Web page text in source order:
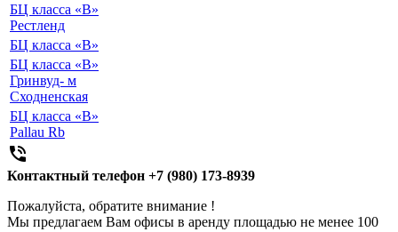
БЦ класса «B»
Рестленд
БЦ класса «B»
БЦ класса «B»
Гринвуд- м
Сходненская
БЦ класса «B»
Pallau Rb

Контактный телефон +7 (980) 173-8939
Пожалуйста, обратите внимание !
Мы предлагаем Вам офисы в аренду площадью не менее 100